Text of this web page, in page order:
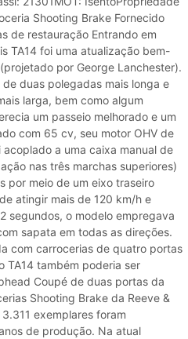
Shooting Brake Fornecido
de restauração Entrando em
TA14 foi uma atualização bem-
por George Lanchester).
duas polegadas mais longa e
larga, bem como algum
um passeio melhorado e um
com 65 cv, seu motor OHV de
a uma caixa manual de
nas três marchas superiores)
por meio de um eixo traseiro
atingir mais de 120 km/h e
segundos, o modelo empregava
sapata em todas as direções.
com carrocerias de quatro portas
TA14 também poderia ser
Coupé de duas portas da
Shooting Brake da Reeve &
exemplares foram
de produção. Na atual